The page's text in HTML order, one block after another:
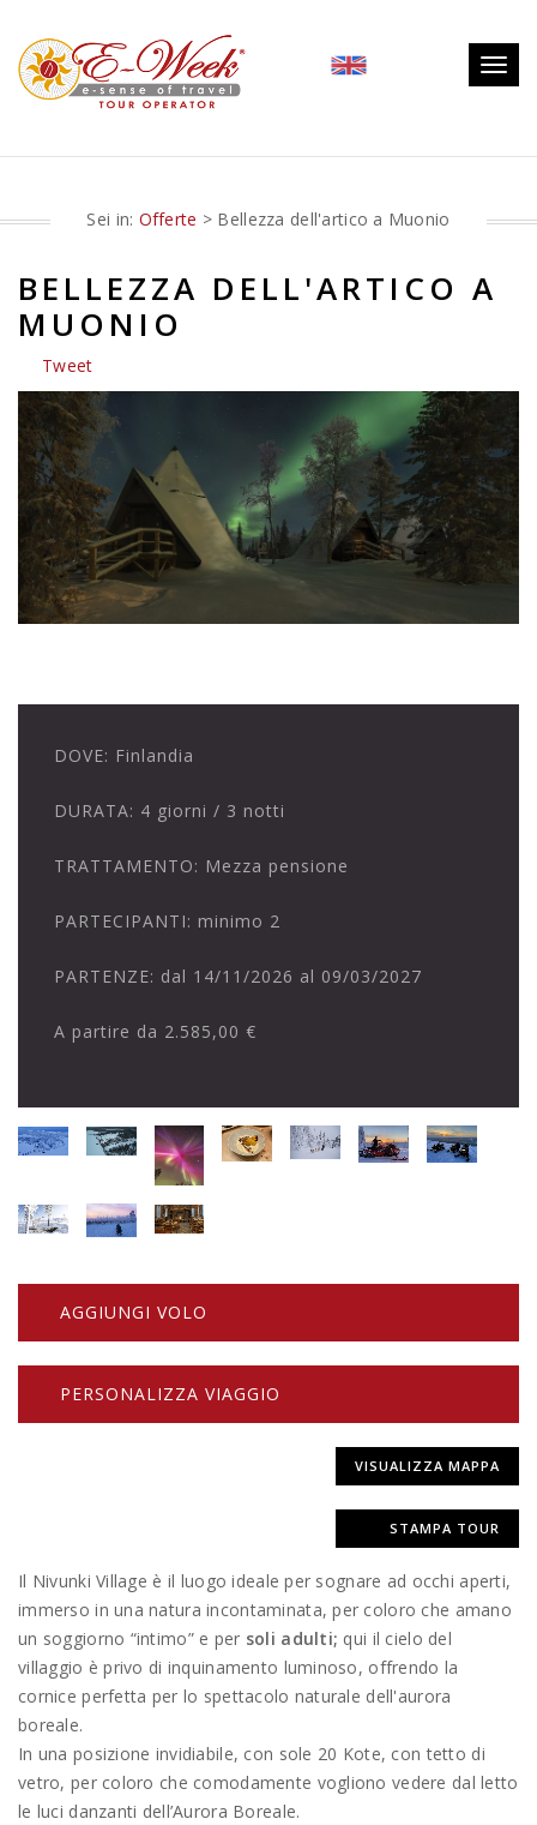
Sei in: Offerte > Bellezza dell'artico a Muonio
BELLEZZA DELL'ARTICO A
MUONIO
Tweet
DOVE: Finlandia
DURATA: 4 giorni / 3 notti
TRATTAMENTO: Mezza pensione
PARTECIPANTI: minimo 2
PARTENZE: dal 14/11/2026 al 09/03/2027
A partire da 2.585,00 €
AGGIUNGI VOLO
PERSONALIZZA VIAGGIO
VISUALIZZA MAPPA
STAMPA TOUR
Il Nivunki Village è il luogo ideale per sognare ad occhi aperti,
immerso in una natura incontaminata, per coloro che amano
un soggiorno “intimo” e per soli adulti; qui il cielo del
villaggio è privo di inquinamento luminoso, offrendo la
cornice perfetta per lo spettacolo naturale dell'aurora
boreale.
In una posizione invidiabile, con sole 20 Kote, con tetto di
vetro, per coloro che comodamente vogliono vedere dal letto
le luci danzanti dell’Aurora Boreale.